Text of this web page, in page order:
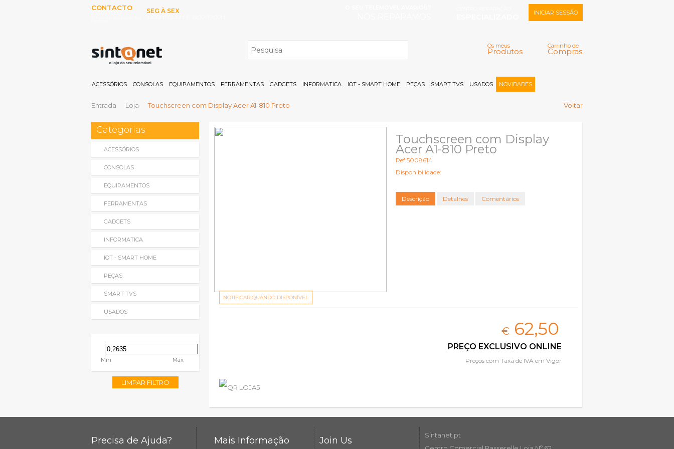
CONTACTO
SEG À SEX
Carrinho de
Compras
Os meus
Produtos
INICIAR SESSÃO
Memorizar
Registar |
ACESSÓRIOS CONSOLAS EQUIPAMENTOS FERRAMENTAS GADGETS INFORMATICA IOT - SMART HOME PEÇAS SMART TVS USADOS NOVIDADES
Entrada Loja Touchscreen com Display Acer A1-810 Preto Voltar
Categorias
ACESSÓRIOS
CONSOLAS
EQUIPAMENTOS
FERRAMENTAS
GADGETS
INFORMATICA
IOT - SMART HOME
PEÇAS
SMART TVS
USADOS
Min Max
LIMPAR FILTRO
Touchscreen com Display
Acer A1-810 Preto
Ref:5008614
Disponibilidade:
Descrição Detalhes Comentários
NOTIFICAR QUANDO DISPONÍVEL
€ 62,50
PREÇO EXCLUSIVO ONLINE
Preços com Taxa de IVA em Vigor
Precisa de Ajuda? Mais Informação Join Us
Sintanet.pt